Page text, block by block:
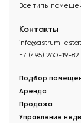
Все типы
Контакты
info@astrum-
+7 (495) 260-19-82
Подбор
Аренда
Продажа
Управление